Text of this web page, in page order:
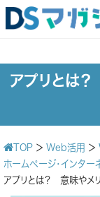
アプリとは
TOP ＞ Web活用 ＞
ホームページ・インター
アプリとは？ 意味やメ